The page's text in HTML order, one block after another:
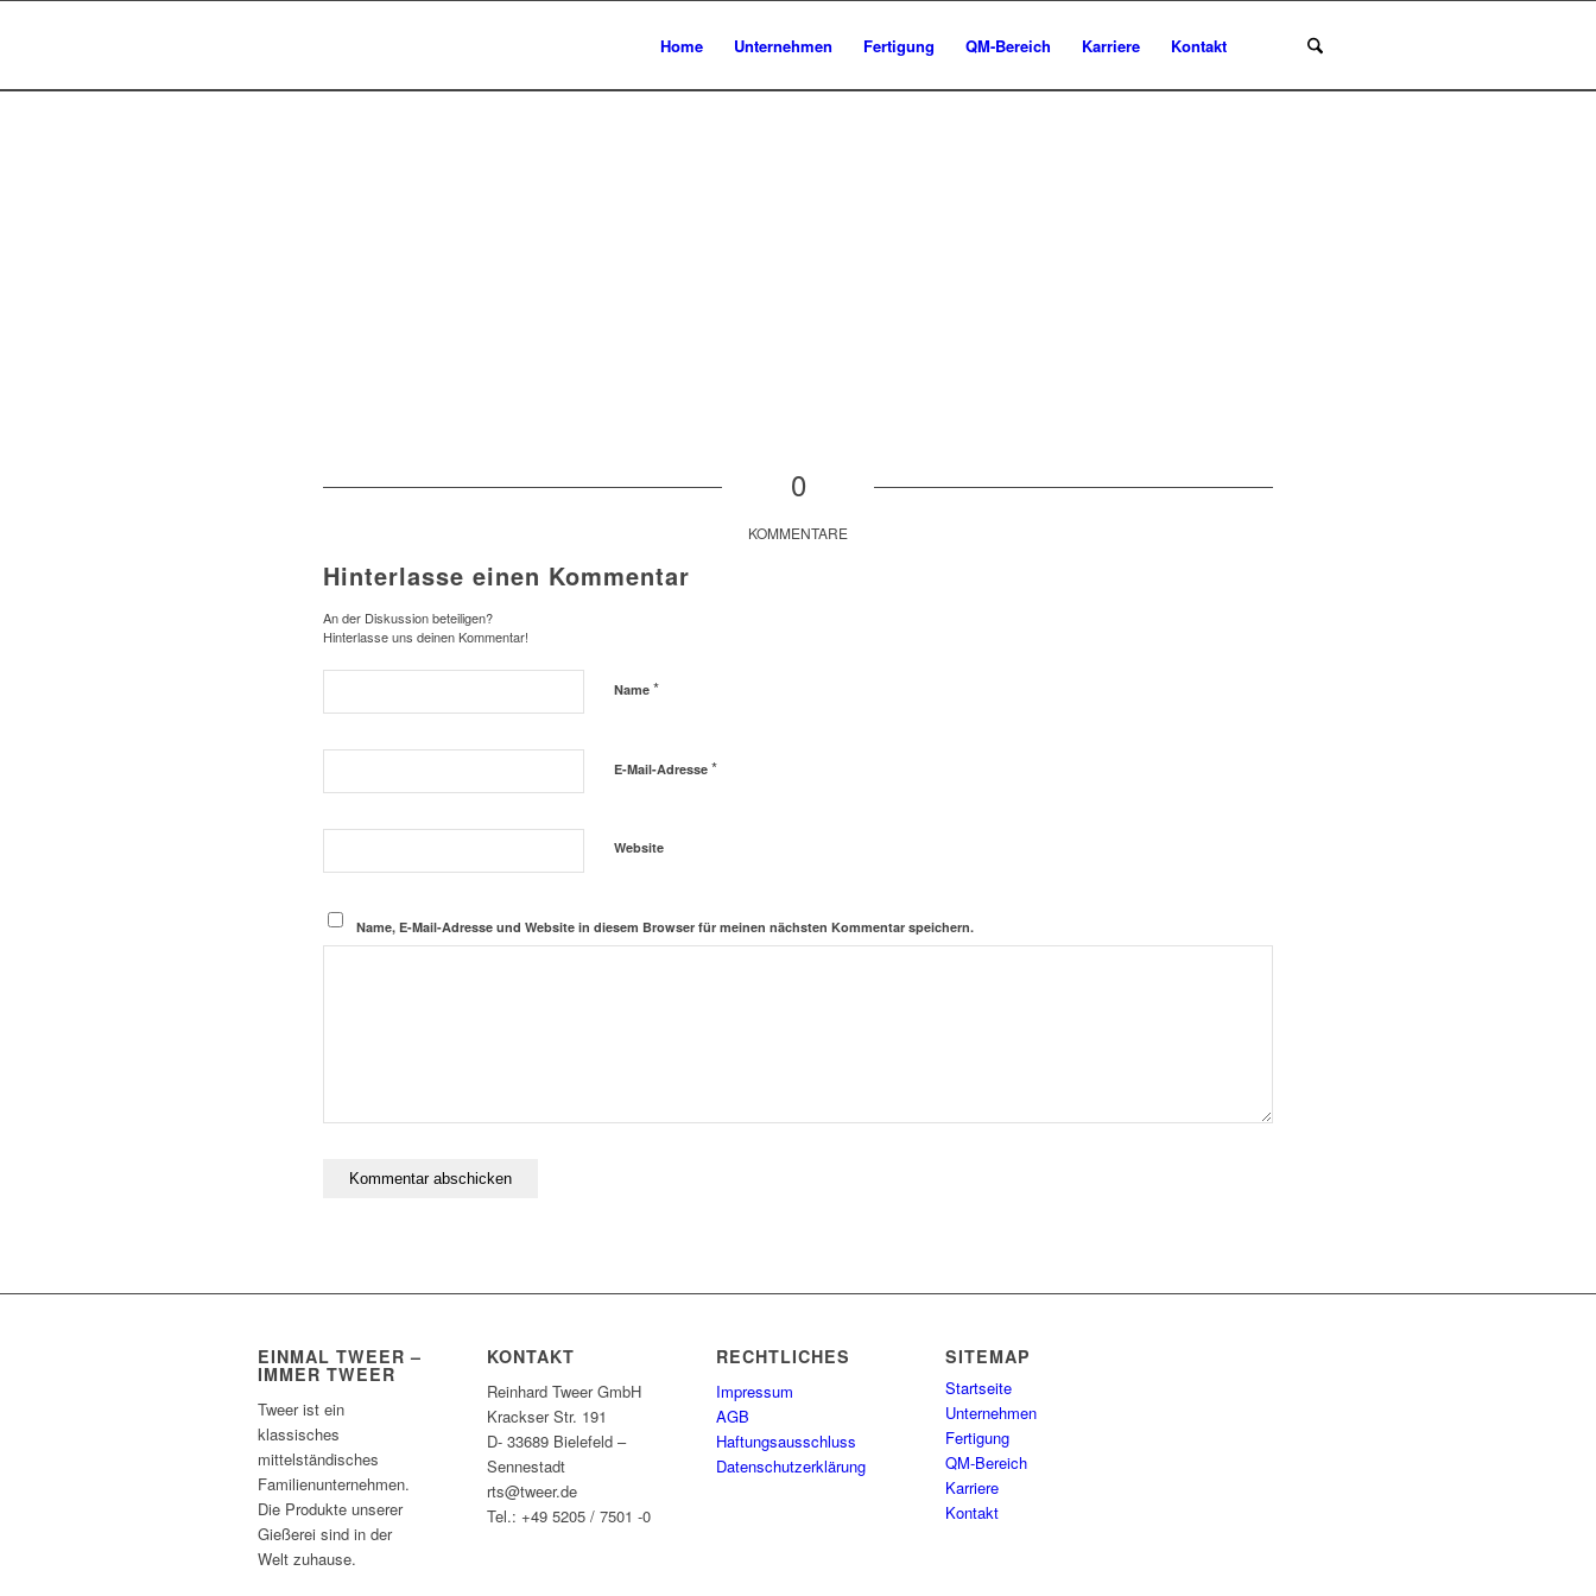
Home Unternehmen Fertigung QM-Bereich Karriere Kontakt
0
KOMMENTARE
Hinterlasse einen Kommentar
An der Diskussion beteiligen?
Hinterlasse uns deinen Kommentar!
Name *
E-Mail-Adresse *
Website
Name, E-Mail-Adresse und Website in diesem Browser für meinen nächsten Kommentar speichern.
EINMAL TWEER –
IMMER TWEER
Tweer ist ein
klassisches
mittelständisches
Familienunternehmen.
Die Produkte unserer
Gießerei sind in der
Welt zuhause.
KONTAKT
Reinhard Tweer GmbH
Krackser Str. 191
D- 33689 Bielefeld –
Sennestadt
rts@tweer.de
Tel.: +49 5205 / 7501 -0
RECHTLICHES
Impressum
AGB
Haftungsausschluss
Datenschutzerklärung
SITEMAP
Startseite
Unternehmen
Fertigung
QM-Bereich
Karriere
Kontakt